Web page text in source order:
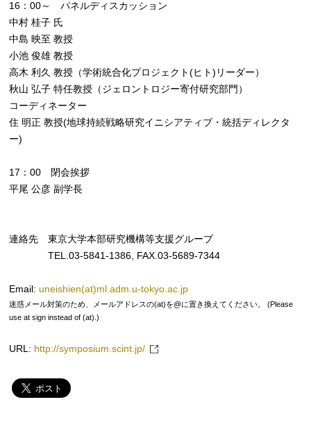
16：00～ パネルディスカッション
中村 桂子 氏
中島 映至 教授
小池 俊雄 教授
高木 利久 教授（学術統合化プロジェクト(ヒト)リーダー）
秋山 弘子 特任教授（ジェロントロジー寄付研究部門）
コーディネーター
住 明正 教授(地球持続戦略研究イニシアティブ・統括ディレクタ
ー)
17：00 閉会挨拶
平尾 公彦 副学長
連絡先 東京大学本部研究機構等支援グループ
TEL.03-5841-1386, FAX.03-5689-7344
Email:uneishien(at)ml.adm.u-tokyo.ac.jp
迷惑メール対策のため、メールアドレスの(at)を@に置き換えてください。 (Please
use at sign instead of (at).)
URL: http://symposium.scint.jp/